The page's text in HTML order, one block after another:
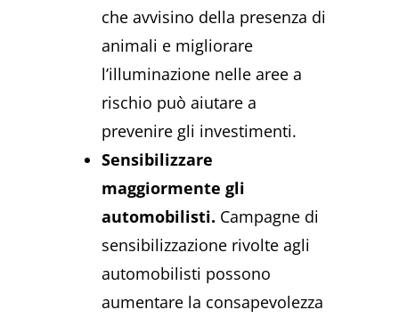
che avvisino della presenza di
animali e migliorare
l’illuminazione nelle aree a
rischio può aiutare a
prevenire gli investimenti.
Sensibilizzare
maggiormente gli
automobilisti. Campagne di
sensibilizzazione rivolte agli
automobilisti possono
aumentare la consapevolezza